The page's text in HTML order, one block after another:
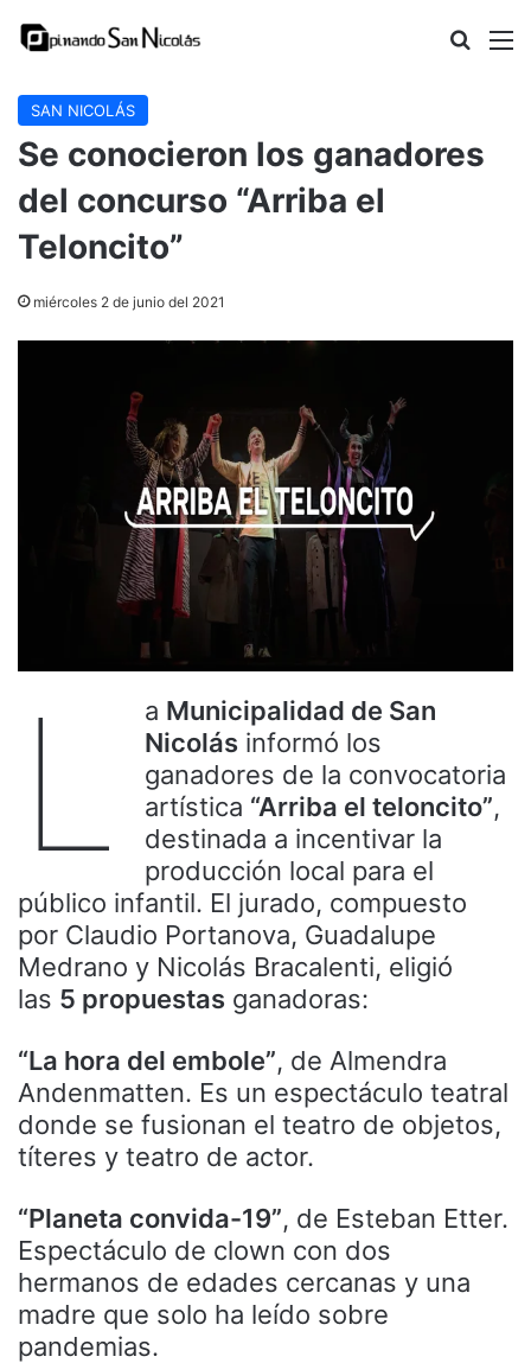
Buscar
SAN NICOLÁS
Se conocieron los ganadores
del concurso “Arriba el
Teloncito”
miércoles 2 de junio del 2021
L a Municipalidad de San
Nicolás informó los
ganadores de la convocatoria
artística “Arriba el teloncito”,
destinada a incentivar la
producción local para el
público infantil. El jurado, compuesto
por Claudio Portanova, Guadalupe
Medrano y Nicolás Bracalenti, eligió
las 5 propuestas ganadoras:
“La hora del embole”, de Almendra
Andenmatten. Es un espectáculo teatral
donde se fusionan el teatro de objetos,
títeres y teatro de actor.
“Planeta convida-19”, de Esteban Etter.
Espectáculo de clown con dos
hermanos de edades cercanas y una
madre que solo ha leído sobre
pandemias.